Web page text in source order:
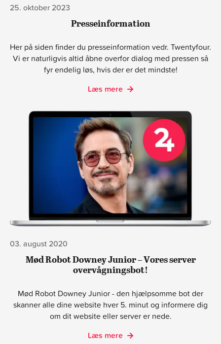
25. oktober 2023
Presseinformation
Her på siden finder du presseinformation vedr. Twentyfour.
Vi er naturligvis altid åbne overfor dialog med pressen så
fyr endelig løs, hvis der er det mindste!
Læs mere
03. august 2020
Mød Robot Downey Junior – Vores server
overvågningsbot!
Mød Robot Downey Junior - den hjælpsomme bot der
skanner alle dine website hver 5. minut og informere dig
om dit website eller server er nede.
Læs mere